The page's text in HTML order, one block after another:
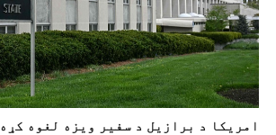
امریکا د برازیل د سفیر ویزه لغوه کړه